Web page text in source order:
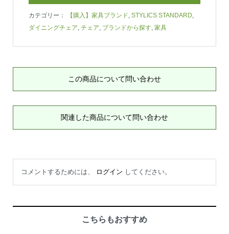
カテゴリー： 【購入】家具ブランド, STYLICS STANDARD,
ダイニングチェア, チェア, ブランドから探す, 家具
この商品について問い合わせ
関連した商品について問い合わせ
コメントするためには、 ログイン してください。
こちらもおすすめ